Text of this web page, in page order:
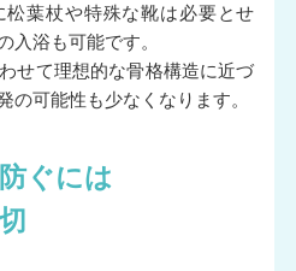
松葉杖や特殊な靴は必要とせ
入浴も可能です。
せて理想的な骨格構造に近づ
の可能性も少なくなります。
ぐには